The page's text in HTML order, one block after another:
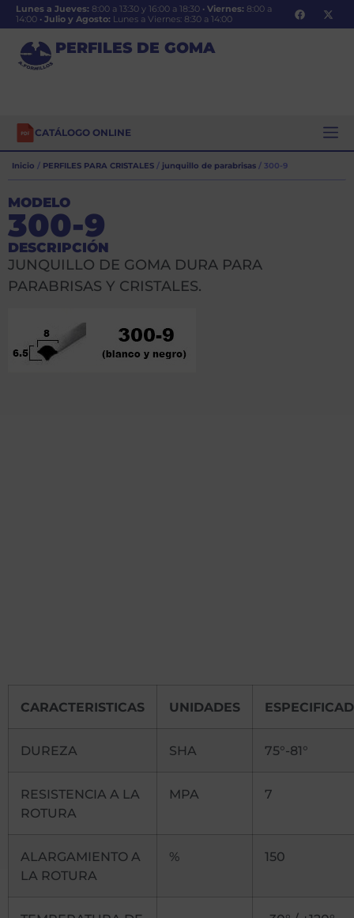
Lunes a Jueves: 8:00 a 13:30 y 16:00 a 18:30 · Viernes: 8:00 a
14:00 · Julio y Agosto: Lunes a Viernes: 8:30 a 14:00
PERFILES DE GOMA
CATÁLOGO ONLINE
Inicio / PERFILES PARA CRISTALES / junquillo de parabrisas / 300-9
MODELO
300-9
DESCRIPCIÓN
JUNQUILLO DE GOMA DURA PARA
PARABRISAS Y CRISTALES.
CARACTERISTICAS UNIDADES
DUREZA SHA 75°-81°
RESISTENCIA A LA
ROTURA
MPA 7
ALARGAMIENTO A
LA ROTURA
% 150